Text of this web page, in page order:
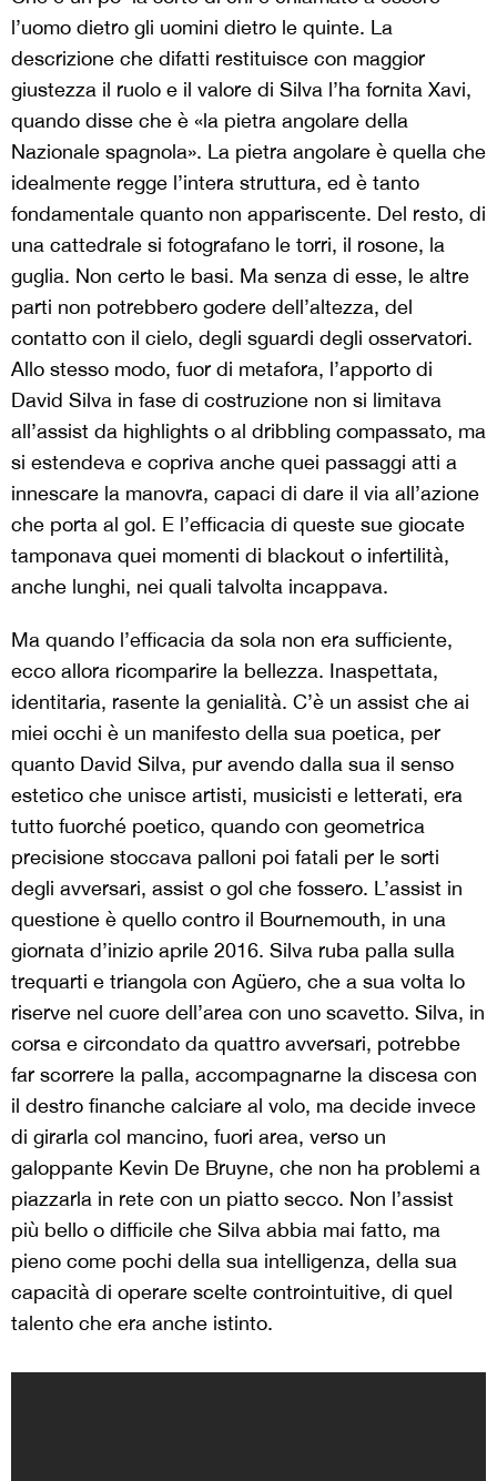
l’uomo dietro gli uomini dietro le quinte. La
descrizione che difatti restituisce con maggior
giustezza il ruolo e il valore di Silva l’ha fornita Xavi,
quando disse che è «la pietra angolare della
Nazionale spagnola». La pietra angolare è quella che
idealmente regge l’intera struttura, ed è tanto
fondamentale quanto non appariscente. Del resto, di
una cattedrale si fotografano le torri, il rosone, la
guglia. Non certo le basi. Ma senza di esse, le altre
parti non potrebbero godere dell’altezza, del
contatto con il cielo, degli sguardi degli osservatori.
Allo stesso modo, fuor di metafora, l’apporto di
David Silva in fase di costruzione non si limitava
all’assist da highlights o al dribbling compassato, ma
si estendeva e copriva anche quei passaggi atti a
innescare la manovra, capaci di dare il via all’azione
che porta al gol. E l’efficacia di queste sue giocate
tamponava quei momenti di blackout o infertilità,
anche lunghi, nei quali talvolta incappava.
Ma quando l’efficacia da sola non era sufficiente,
ecco allora ricomparire la bellezza. Inaspettata,
identitaria, rasente la genialità. C’è un assist che ai
miei occhi è un manifesto della sua poetica, per
quanto David Silva, pur avendo dalla sua il senso
estetico che unisce artisti, musicisti e letterati, era
tutto fuorché poetico, quando con geometrica
precisione stoccava palloni poi fatali per le sorti
degli avversari, assist o gol che fossero. L’assist in
questione è quello contro il Bournemouth, in una
giornata d’inizio aprile 2016. Silva ruba palla sulla
trequarti e triangola con Agüero, che a sua volta lo
riserve nel cuore dell’area con uno scavetto. Silva, in
corsa e circondato da quattro avversari, potrebbe
far scorrere la palla, accompagnarne la discesa con
il destro finanche calciare al volo, ma decide invece
di girarla col mancino, fuori area, verso un
galoppante Kevin De Bruyne, che non ha problemi a
piazzarla in rete con un piatto secco. Non l’assist
più bello o difficile che Silva abbia mai fatto, ma
pieno come pochi della sua intelligenza, della sua
capacità di operare scelte controintuitive, di quel
talento che era anche istinto.